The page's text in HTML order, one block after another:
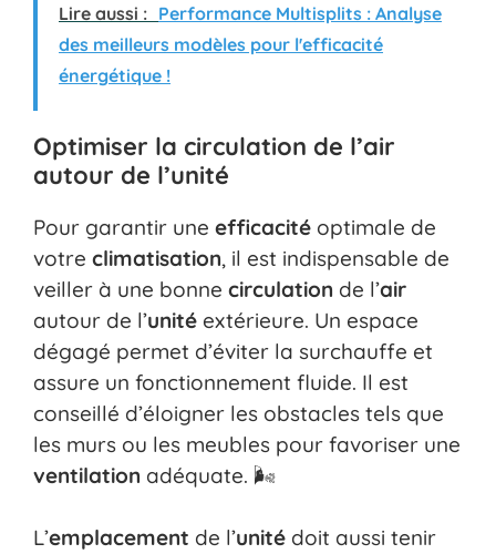
Lire aussi : Performance Multisplits : Analyse
des meilleurs modèles pour l'efficacité
énergétique !
Optimiser la circulation de l’air
autour de l’unité
Pour garantir une efficacité optimale de
votre climatisation, il est indispensable de
veiller à une bonne circulation de l’air
autour de l’unité extérieure. Un espace
dégagé permet d’éviter la surchauffe et
assure un fonctionnement fluide. Il est
conseillé d’éloigner les obstacles tels que
les murs ou les meubles pour favoriser une
ventilation adéquate. 🌬️
L’emplacement de l’unité doit aussi tenir